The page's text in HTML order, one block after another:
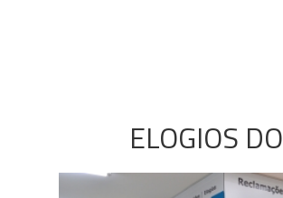
ELOGIOS DO